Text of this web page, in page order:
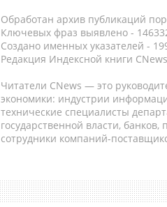
Обработан архив публикаций
Ключевых фраз выявлено -
Создано именных указателей -
Редакция Индексной книги
Читатели CNews — это
экономики: индустрии
технические специалисты
государственной власти,
сотрудники компаний-